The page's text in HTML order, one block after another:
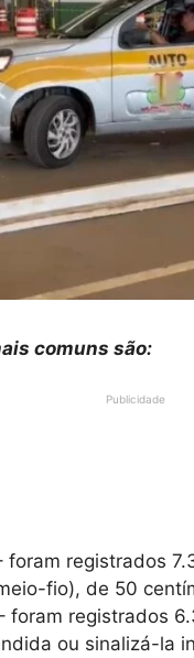
comuns são:
Publicidade
foram registrados
fio), de 50
foram registrados
ou sinalizá-la